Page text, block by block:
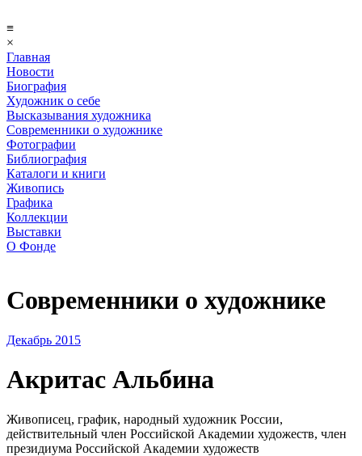
≡
×
Главная
Новости
Биография
Художник о себе
Выcказывания художника
Современники о художнике
Фотографии
Библиография
Каталоги и книги
Живопись
Графика
Коллекции
Выставки
О Фонде
Современники о художнике
Декабрь 2015
Акритас Альбина
Живописец, график, народный художник России,
действительный член Российской Академии художеств, член
президиума Российской Академии художеств